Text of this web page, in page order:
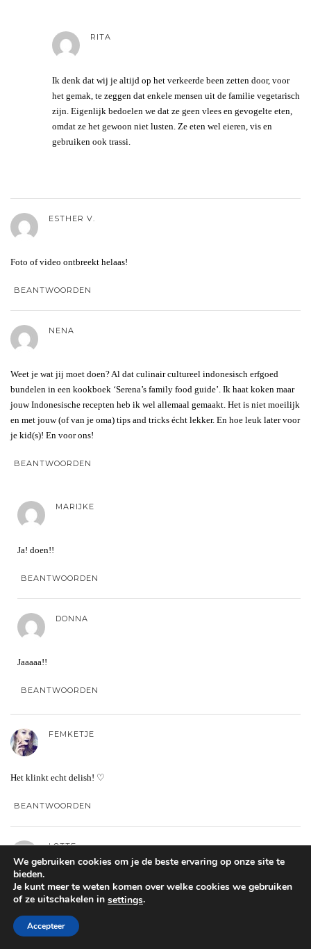
RITA
Ik denk dat wij je altijd op het verkeerde been zetten door, voor
het gemak, te zeggen dat enkele mensen uit de familie vegetarisch
zijn. Eigenlijk bedoelen we dat ze geen vlees en gevogelte eten,
omdat ze het gewoon niet lusten. Ze eten wel eieren, vis en
gebruiken ook trassi.
ESTHER V.
Foto of video ontbreekt helaas!
BEANTWOORDEN
NENA
Weet je wat jij moet doen? Al dat culinair cultureel indonesisch erfgoed
bundelen in een kookboek ‘Serena’s family food guide’. Ik haat koken maar
jouw Indonesische recepten heb ik wel allemaal gemaakt. Het is niet moeilijk
en met jouw (of van je oma) tips and tricks écht lekker. En hoe leuk later voor
je kid(s)! En voor ons!
BEANTWOORDEN
MARIJKE
Ja! doen!!
BEANTWOORDEN
DONNA
Jaaaaa!!
BEANTWOORDEN
FEMKETJE
Het klinkt echt delish! ♡
BEANTWOORDEN
LOTTE
De foto’s doen het bij mij niet!
BEANTWOORDEN
We gebruiken cookies om je de beste ervaring op onze site te
bieden.
Je kunt meer te weten komen over welke cookies we gebruiken
of ze uitschakelen in settings.
Accepteer